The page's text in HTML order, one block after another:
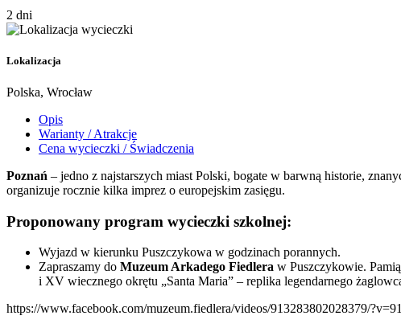
2 dni
Lokalizacja
Polska, Wrocław
Opis
Warianty / Atrakcje
Cena wycieczki / Świadczenia
Poznań – jedno z najstarszych miast Polski, bogate w barwną historie,
organizuje rocznie kilka imprez o europejskim zasięgu.
Proponowany program wycieczki szkolnej:
Wyjazd w kierunku Puszczykowa w godzinach porannych.
Zapraszamy do Muzeum Arkadego Fiedlera w Puszczykowie.
i XV wiecznego okrętu „Santa Maria” – replika legendarnego
https://www.facebook.com/muzeum.fiedlera/videos/913283802028379/